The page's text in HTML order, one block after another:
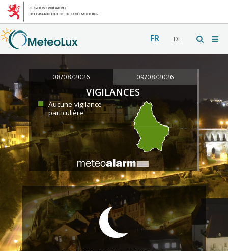
FR DE
08/08/2026 09/08/2026
VIGILANCES
Aucune vigilance
particulière